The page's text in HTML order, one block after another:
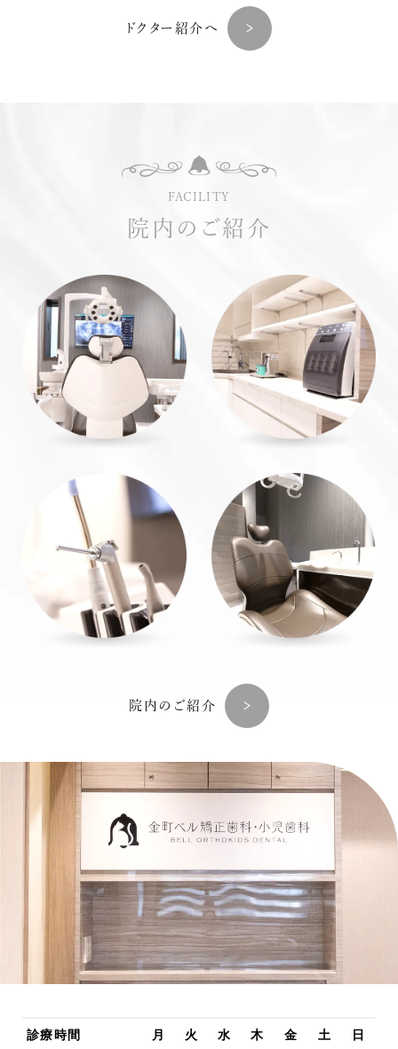
ドクター紹介へ
FACILITY
院内のご紹介
院内のご紹介
診療時間 月 火 水 木 金 土 日